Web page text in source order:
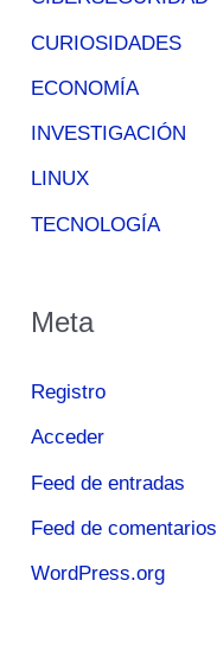
CURIOSIDADES
ECONOMÍA
INVESTIGACIÓN
LINUX
TECNOLOGÍA
Meta
Registro
Acceder
Feed de entradas
Feed de comentarios
WordPress.org